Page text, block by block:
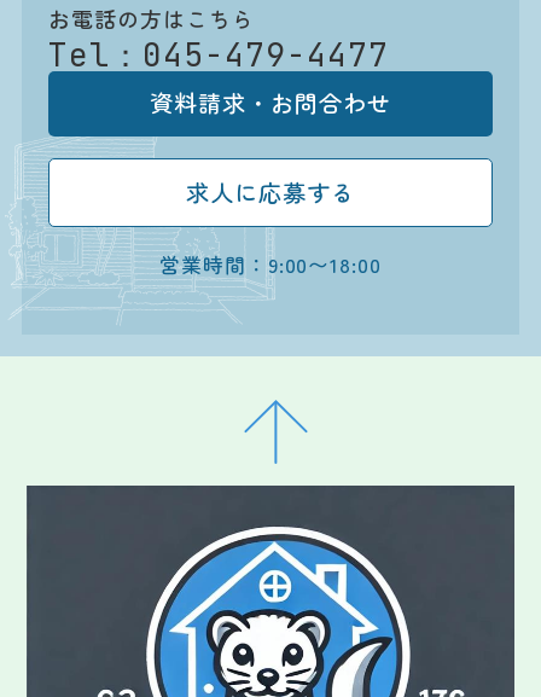
お電話の方はこちら
Tel： 045-479-4477
資料請求・お問合わせ
求人に応募する
営業時間：9:00〜18:00